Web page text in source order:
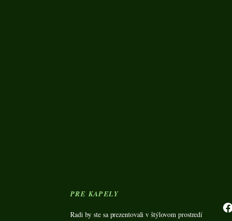
PRE KAPELY
Radi by ste sa prezentovali v štýlovom prostredí